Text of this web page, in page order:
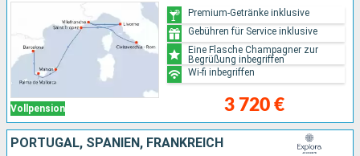
Vollpension 3 720 €
Premium-Getränke inklusive
Gebühren für Service inklusive
Eine Flasche Champagner zur
Begrüßung inbegriffen
Wi-fi inbegriffen
PORTUGAL, SPANIEN, FRANKREICH